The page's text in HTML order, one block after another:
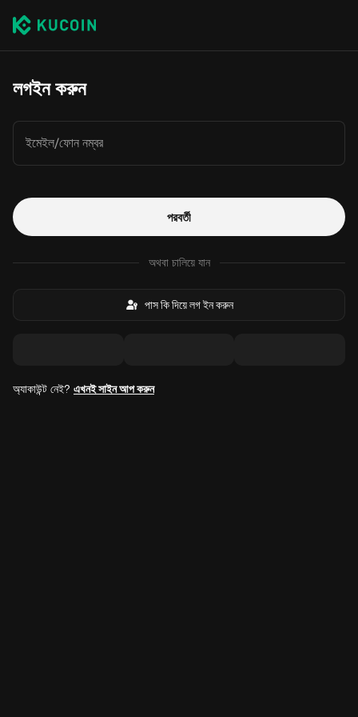
লগইন করুন
ইমেইল/ফোন নম্বর
পরবর্তী
অথবা চালিয়ে যান
পাস কি দিয়ে লগ ইন করুন
অ্যাকাউন্ট নেই? এখনই সাইন আপ করুন